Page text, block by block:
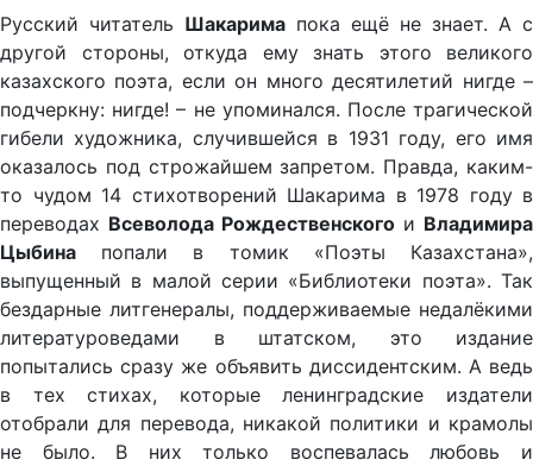
Русский читатель Шакарима пока ещё не знает. А с
другой стороны, откуда ему знать этого великого
казахского поэта, если он много десятилетий нигде –
подчеркну: нигде! – не упоминался. После трагической
гибели художника, случившейся в 1931 году, его имя
оказалось под строжайшем запретом. Правда, каким-
то чудом 14 стихотворений Шакарима в 1978 году в
переводах Всеволода Рождественского и Владимира
Цыбина попали в томик «Поэты Казахстана»,
выпущенный в малой серии «Библиотеки поэта». Так
бездарные литгенералы, поддерживаемые недалёкими
литературоведами в штатском, это издание
попытались сразу же объявить диссидентским. А ведь
в тех стихах, которые ленинградские издатели
отобрали для перевода, никакой политики и крамолы
не было. В них только воспевалась любовь и